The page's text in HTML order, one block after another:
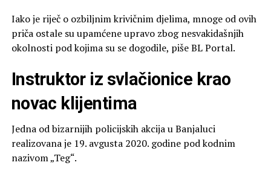
Iako je riječ o ozbiljnim krivičnim djelima, mnoge od ovih
priča ostale su upamćene upravo zbog nesvakidašnjih
okolnosti pod kojima su se dogodile, piše BL Portal.
Instruktor iz svlačionice krao
novac klijentima
Jedna od bizarnijih policijskih akcija u Banjaluci
realizovana je 19. avgusta 2020. godine pod kodnim
nazivom „Teg“.